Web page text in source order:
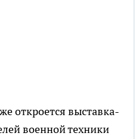
откроется выставка-
военной техники